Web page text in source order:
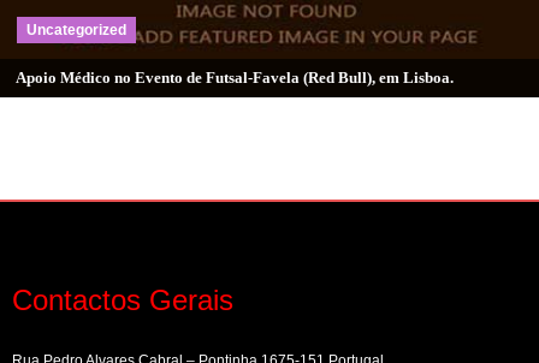
Uncategorized
Apoio Médico no Evento de Futsal-Favela (Red Bull), em Lisboa.
Contactos Gerais